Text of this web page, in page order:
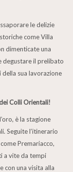
le delizie
come Villa
dimenticate una
degustare il prelibato
sua lavorazione
Colli Orientali!
è la stagione
Seguite l’itinerario
Premariacco,
a vite da tempi
con una visita alla